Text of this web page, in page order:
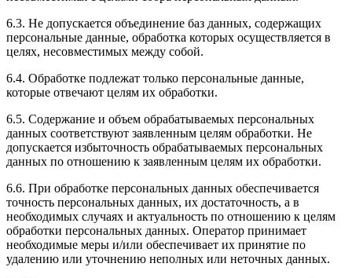
6.3. Не допускается объединение баз данных, содержащих
персональные данные, обработка которых осуществляется в
целях, несовместимых между собой.
6.4. Обработке подлежат только персональные данные,
которые отвечают целям их обработки.
6.5. Содержание и объем обрабатываемых персональных
данных соответствуют заявленным целям обработки. Не
допускается избыточность обрабатываемых персональных
данных по отношению к заявленным целям их обработки.
6.6. При обработке персональных данных обеспечивается
точность персональных данных, их достаточность, а в
необходимых случаях и актуальность по отношению к целям
обработки персональных данных. Оператор принимает
необходимые меры и/или обеспечивает их принятие по
удалению или уточнению неполных или неточных данных.